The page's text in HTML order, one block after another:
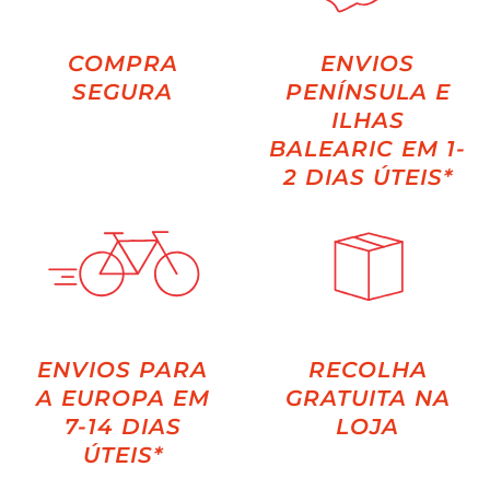
COMPRA
SEGURA
ENVIOS
PENÍNSULA E
ILHAS
BALEARIC EM 1-
2 DIAS ÚTEIS*
ENVIOS PARA
A EUROPA EM
7-14 DIAS
ÚTEIS*
RECOLHA
GRATUITA NA
LOJA